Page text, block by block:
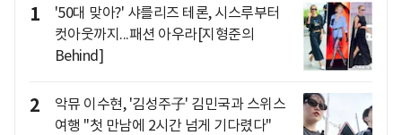
1
'50대 맞아?' 샤를리즈 테론, 시스루부터
컷아웃까지...패션 아우라[지형준의
Behind]
2
악뮤 이수현, '김성주子' 김민국과 스위스
여행 "첫 만남에 2시간 넘게 기다렸다"